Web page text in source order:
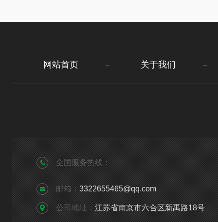
网站首页 关于我们
全国服务热线：
邮箱： 3322655465@qq.com
公司地址： 江苏省南京市六合区新禹路18号